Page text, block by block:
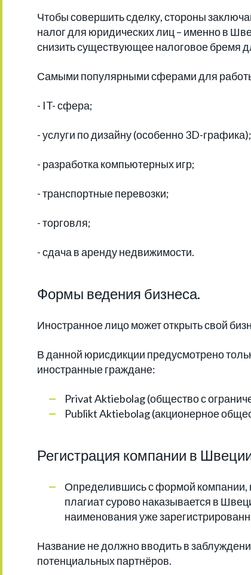
Чтобы совершить сделку, стороны
налог для юридических лиц – именно в
снизить существующее налоговое бремя
Самыми популярными сферами для
- IT- сфера;
- услуги по дизайну (особенно 3D-графика);
- разработка компьютерных игр;
- транспортные перевозки;
- торговля;
- сдача в аренду недвижимости.
Формы ведения бизнеса.
Иностранное лицо может открыть свой
В данной юрисдикции предусмотрено
иностранные граждане:
Privat Aktiebolag (общество с
Publikt Aktiebolag (акционерное
Регистрация компании в
Определившись с формой компании,
плагиат сурово наказывается в
наименования уже
Название не должно вводить в
потенциальных партнёров.